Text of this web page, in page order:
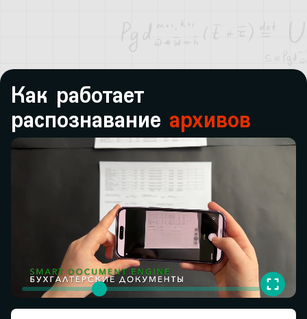
Как работает
распознавание архивов